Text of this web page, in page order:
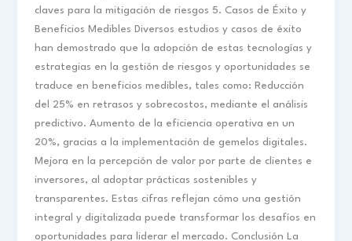
claves para la mitigación de riesgos 5. Casos de Éxito y
Beneficios Medibles Diversos estudios y casos de éxito
han demostrado que la adopción de estas tecnologías y
estrategias en la gestión de riesgos y oportunidades se
traduce en beneficios medibles, tales como: Reducción
del 25% en retrasos y sobrecostos, mediante el análisis
predictivo. Aumento de la eficiencia operativa en un
20%, gracias a la implementación de gemelos digitales.
Mejora en la percepción de valor por parte de clientes e
inversores, al adoptar prácticas sostenibles y
transparentes. Estas cifras reflejan cómo una gestión
integral y digitalizada puede transformar los desafíos en
oportunidades para liderar el mercado. Conclusión La